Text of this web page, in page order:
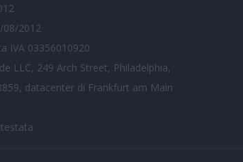
08/2012
IVA 03356010920
LLC, 249 Arch Street, Philadelphia,
datacenter di Frankfurt am Main